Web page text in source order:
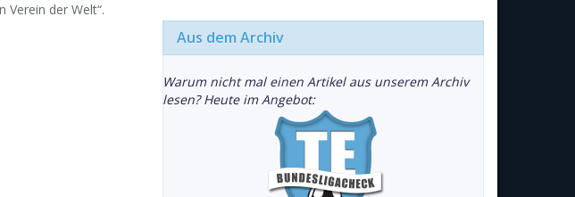
der Welt“.
Aus dem Archiv
Warum nicht mal einen Artikel aus unserem Archiv
lesen? Heute im Angebot: